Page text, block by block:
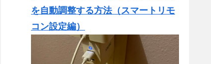
を自動調整する方法（スマートリモ
コン設定編）